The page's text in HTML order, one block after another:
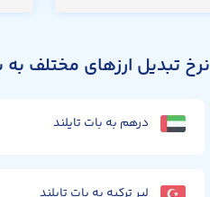
نرخ تبدیل ارزهای مختلف به
درهم به بات تایلند